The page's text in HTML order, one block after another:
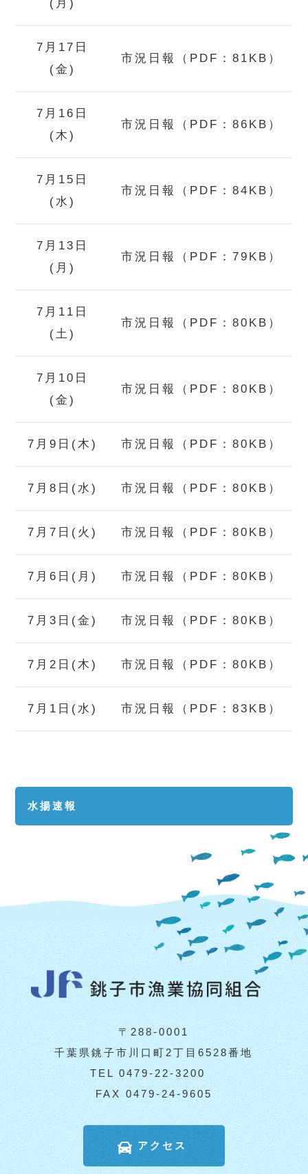
(月)
7月17日
(金)
市況日報（PDF：81KB）
7月16日
(木)
市況日報（PDF：86KB）
7月15日
(水)
市況日報（PDF：84KB）
7月13日
(月)
市況日報（PDF：79KB）
7月11日
(土)
市況日報（PDF：80KB）
7月10日
(金)
市況日報（PDF：80KB）
7月9日(木) 市況日報（PDF：80KB）
7月8日(水) 市況日報（PDF：80KB）
7月7日(火) 市況日報（PDF：80KB）
7月6日(月) 市況日報（PDF：80KB）
7月3日(金) 市況日報（PDF：80KB）
7月2日(木) 市況日報（PDF：80KB）
7月1日(水) 市況日報（PDF：83KB）
水揚速報
〒288-0001
千葉県銚子市川口町2丁目6528番地
TEL 0479-22-3200
FAX 0479-24-9605
アクセス